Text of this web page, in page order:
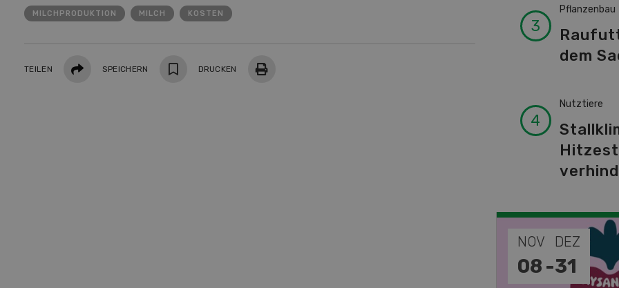
MILCHPRODUKTION MILCH KOSTEN
TEILEN Teilen SPEICHERN DRUCKEN
Pflanzenbau
dem
Nutztiere
NOV
08 -
DEZ
31